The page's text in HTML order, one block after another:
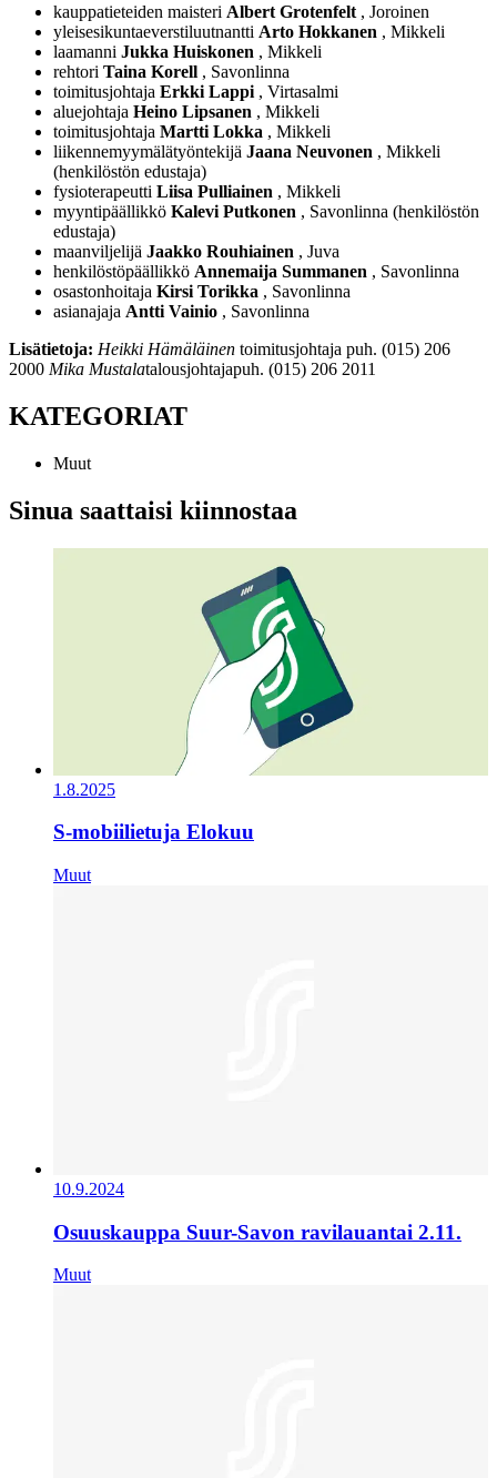
kauppatieteiden maisteri Albert Grotenfelt , Joroinen
yleisesikuntaeverstiluutnantti Arto Hokkanen , Mikkeli
laamanni Jukka Huiskonen , Mikkeli
rehtori Taina Korell , Savonlinna
toimitusjohtaja Erkki Lappi , Virtasalmi
aluejohtaja Heino Lipsanen , Mikkeli
toimitusjohtaja Martti Lokka , Mikkeli
liikennemyymälätyöntekijä Jaana Neuvonen , Mikkeli
(henkilöstön edustaja)
fysioterapeutti Liisa Pulliainen , Mikkeli
myyntipäällikkö Kalevi Putkonen , Savonlinna (henkilöstön
edustaja)
maanviljelijä Jaakko Rouhiainen , Juva
henkilöstöpäällikkö Annemaija Summanen , Savonlinna
osastonhoitaja Kirsi Torikka , Savonlinna
asianajaja Antti Vainio , Savonlinna
Lisätietoja: Heikki Hämäläinen toimitusjohtaja puh. (015) 206
2000 Mika Mustalatalousjohtajapuh. (015) 206 2011
KATEGORIAT
Muut
Sinua saattaisi kiinnostaa
1.8.2025
S-mobiilietuja Elokuu
Muut
10.9.2024
Osuuskauppa Suur-Savon ravilauantai 2.11.
Muut